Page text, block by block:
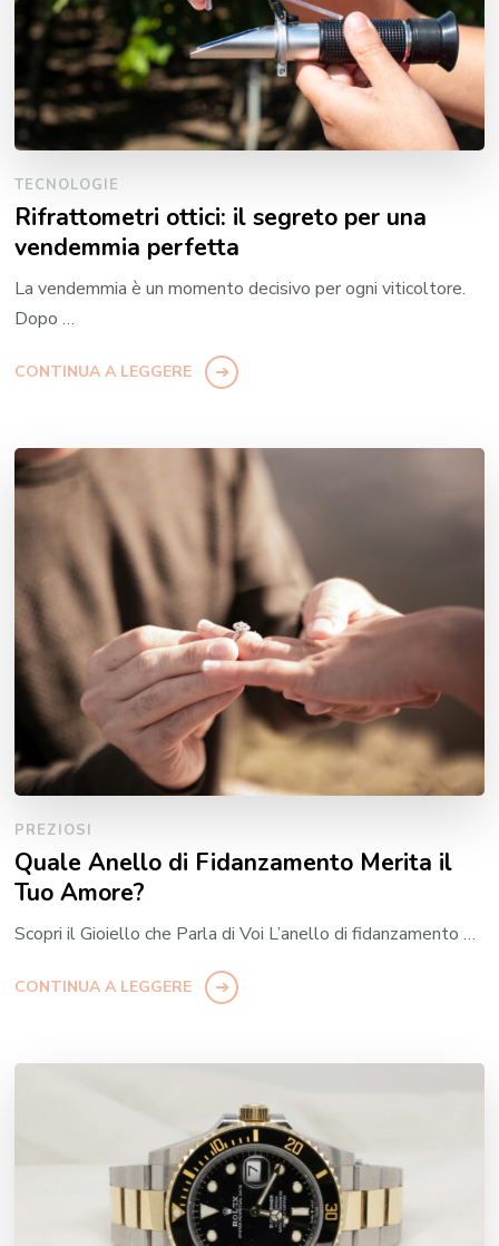
TECNOLOGIE
Rifrattometri ottici: il segreto per una
vendemmia perfetta
La vendemmia è un momento decisivo per ogni viticoltore.
Dopo …
CONTINUA A LEGGERE
PREZIOSI
Quale Anello di Fidanzamento Merita il
Tuo Amore?
Scopri il Gioiello che Parla di Voi L’anello di fidanzamento …
CONTINUA A LEGGERE